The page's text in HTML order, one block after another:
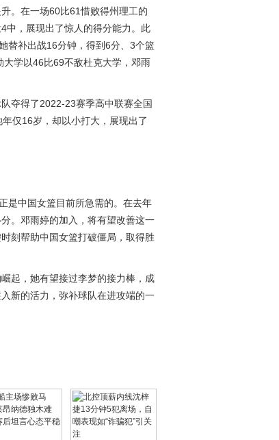
。在一场60比61惜败得州理工的
中，展现出了惊人的得分能力。此
替补出战16分钟，得到6分、3个篮
学以46比69不敌杜克大学，邓雨
夺得了2022-23赛季高中联赛全国
仅16岁，却以小打大，展现出了
是中国女篮目前所急需的。在去年
。邓雨婷的加入，将有望改善这一
刻帮助中国女篮打破僵局，取得胜
起，她有望接过李梦的接力棒，成
新的活力，弥补球队在进攻端的一